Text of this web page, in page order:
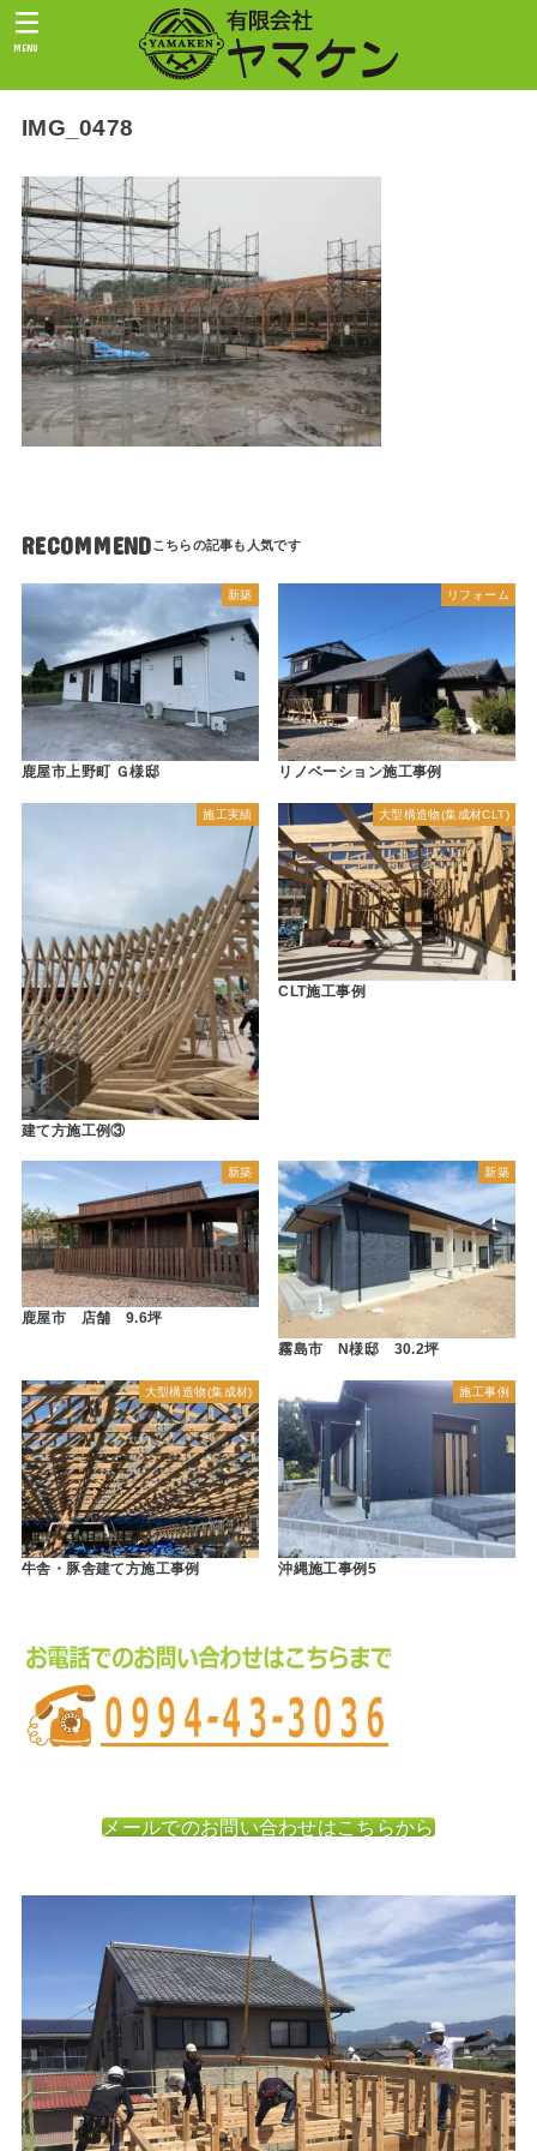
MENU
IMG_0478
RECOMMEND
新築
鹿屋市上野町 Ｇ様邸
リフォーム
リノベーション施工事例
施工実績
建て方施工例③
大型構造物(集成材CLT)
CLT施工事例
新築
鹿屋市 店舗 9.6坪
新築
霧島市 N様邸 30.2坪
大型構造物(集成材)
牛舎・豚舎建て方施工事例
施工事例
沖縄施工事例5
メールでのお問い合わせはこちらから